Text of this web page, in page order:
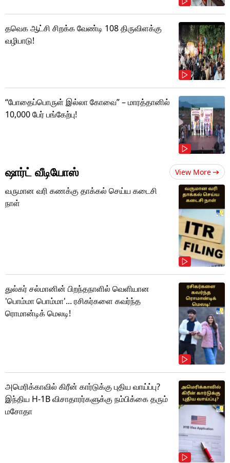
தவெக ஆட்சி சிறக்க வேண்டி 108 திருவிளக்கு
வழிபாடு!
“போதைப்பொருள் இல்லா கோவை” – மாரத்தானில்
10,000 பேர் பங்கேற்பு!
ஷார்ட் வீடியோஸ் View More
வருமான வரி கணக்கு தாக்கல் செய்ய கடைசி
நாள்
துல்கர் சல்மானின் பிறந்தநாளில் வெளியான
'பொம்மா பொம்மா'... ரசிகர்களை கவர்ந்த
ரொமான்டிக் மெலடி!
அமெரிக்காவில் கிரீன் கார்டுக்கு புதிய வாய்ப்பு?
இந்திய H-1B விசாதாரர்களுக்கு நம்பிக்கை தரும்
மசோதா